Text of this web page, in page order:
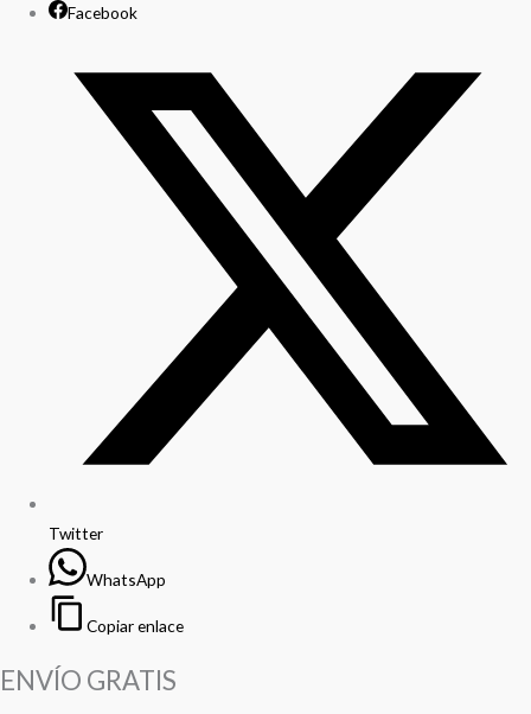
Facebook
Twitter
WhatsApp
Copiar enlace
ENVÍO GRATIS